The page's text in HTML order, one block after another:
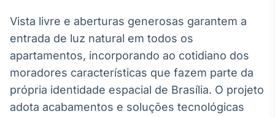
Crédito
Vista livre e aberturas generosas garantem a
entrada de luz natural em todos os
apartamentos, incorporando ao cotidiano dos
moradores características que fazem parte da
própria identidade espacial de Brasília. O projeto
adota acabamentos e soluções tecnológicas